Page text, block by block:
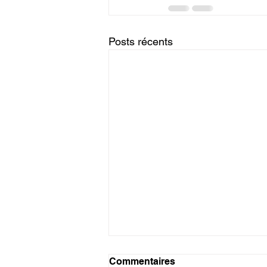
Posts récents
Tanzanite
Commentaires